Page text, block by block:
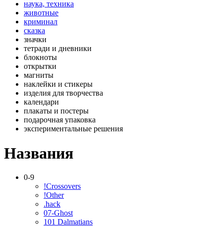
наука, техника
животные
криминал
сказка
значки
тетради и дневники
блокноты
открытки
магниты
наклейки и стикеры
изделия для творчества
календари
плакаты и постеры
подарочная упаковка
экспериментальные решения
Названия
0-9
!Crossovers
!Other
.hack
07-Ghost
101 Dalmatians